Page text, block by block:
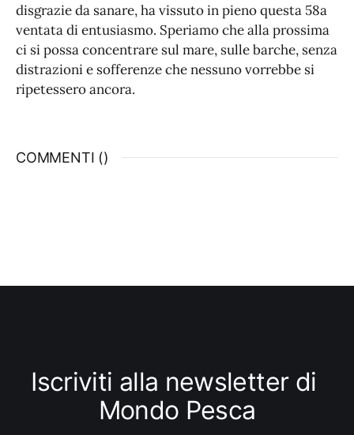
disgrazie da sanare, ha vissuto in pieno questa 58a
ventata di entusiasmo. Speriamo che alla prossima
ci si possa concentrare sul mare, sulle barche, senza
distrazioni e sofferenze che nessuno vorrebbe si
ripetessero ancora.
COMMENTI ()
Iscriviti alla newsletter di
Mondo Pesca